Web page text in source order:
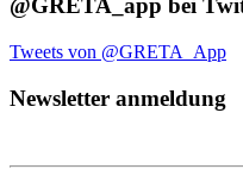
@GRETA_app bei
Tweets von @GRETA_App
Newsletter anmeldung